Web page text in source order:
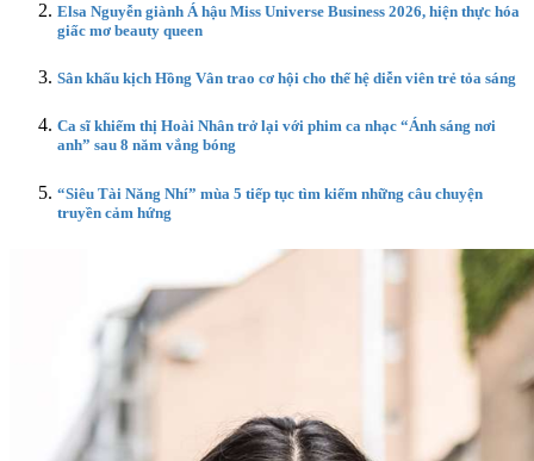
Elsa Nguyễn giành Á hậu Miss Universe Business 2026, hiện thực hóa
giấc mơ beauty queen
Sân khấu kịch Hồng Vân trao cơ hội cho thế hệ diễn viên trẻ tỏa sáng
Ca sĩ khiếm thị Hoài Nhân trở lại với phim ca nhạc “Ánh sáng nơi
anh” sau 8 năm vắng bóng
“Siêu Tài Năng Nhí” mùa 5 tiếp tục tìm kiếm những câu chuyện
truyền cảm hứng